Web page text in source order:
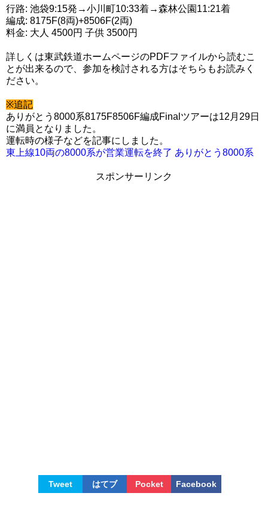
行路: 池袋9:15発→小川町10:33着→森林公園11:21着
編成: 8175F(8両)+8506F(2両)
料金: 大人 4500円 子供 3500円
詳しくは東武鉄道ホームページのPDFファイルから読むこ
とが出来るので、参加を検討される方はそちらもお読みく
ださい。
※追記
ありがとう8000系8175F8506F編成Finalツアーは12月29日
に満員となりました。
運転時の様子などを記事にしました。
東上線10両の8000系が営業運転を終了 ありがとう8000系
スポンサーリンク
Tweet はてブ Pocket Facebook